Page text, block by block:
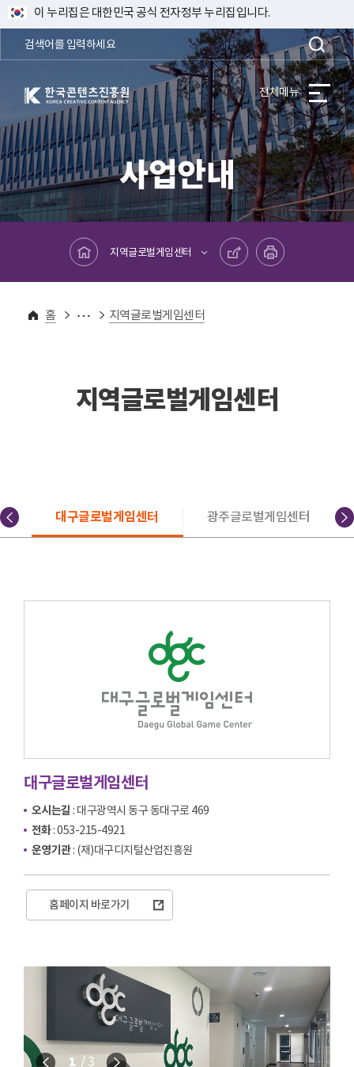
이 누리집은 대한민국 공식 전자정부 누리집입니다.
한국콘텐츠진흥원 KOREA CREATIVE CONTENT AGENCY 전체메뉴
사업안내
메인페이지로 바로가기
지역글로벌게임센터
공유하기 프린트하기
홈
사업안내
사업별사이트 지역글로벌게임센터
지역글로벌게임센터
대구글로벌게임센터 광주글로벌게임센터
대구글로벌게임센터
오시는길 : 대구광역시 동구 동대구로 469
전화: 053-215-4921
운영기관: (재)대구디지털산업진흥원
홈페이지 바로가기
1 3
이전 다음